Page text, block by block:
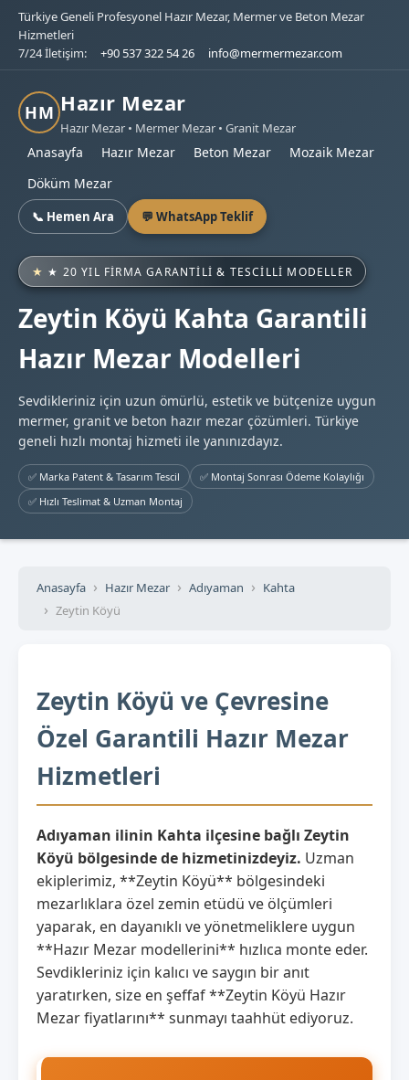
Türkiye Geneli Profesyonel Hazır Mezar, Mermer ve Beton Mezar
Hizmetleri
7/24 İletişim:
+90 537 322 54 26 info@mermermezar.com
HM Hazır Mezar
Hazır Mezar • Mermer Mezar • Granit Mezar
Anasayfa Hazır Mezar Beton Mezar
Mozaik Mezar
Döküm Mezar
📞 Hemen Ara 💬 WhatsApp Teklif
★ 20 YIL FIRMA GARANTILI & TESCILLI MODELLER
Zeytin Köyü Kahta Garantili
Hazır Mezar Modelleri
Sevdikleriniz için uzun ömürlü, estetik ve bütçenize uygun
mermer, granit ve beton hazır mezar çözümleri. Türkiye
geneli hızlı montaj hizmeti ile yanınızdayız.
✅ Marka Patent & Tasarım Tescil
✅ Montaj Sonrası Ödeme Kolaylığı
✅ Hızlı Teslimat & Uzman Montaj
Anasayfa Hazır Mezar Adıyaman
Kahta
Zeytin Köyü
Zeytin Köyü ve Çevresine
Özel Garantili Hazır Mezar
Hizmetleri
Adıyaman ilinin Kahta ilçesine bağlı Zeytin
Köyü bölgesinde de hizmetinizdeyiz. Uzman
ekiplerimiz, **Zeytin Köyü** bölgesindeki
mezarlıklara özel zemin etüdü ve ölçümleri
yaparak, en dayanıklı ve yönetmeliklere uygun
**Hazır Mezar modellerini** hızlıca monte eder.
Sevdikleriniz için kalıcı ve saygın bir anıt
yaratırken, size en şeffaf **Zeytin Köyü Hazır
Mezar fiyatlarını** sunmayı taahhüt ediyoruz.